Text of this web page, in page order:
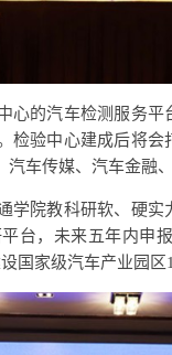
心的汽车检测服务
检验中心建成后将
车传媒、汽车金融
学院教科研软、硬
台，未来五年内申
国家级汽车产业园区